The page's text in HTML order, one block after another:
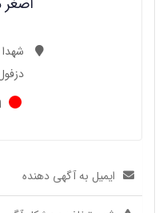
شهدا
ایمیل به آگهی دهنده